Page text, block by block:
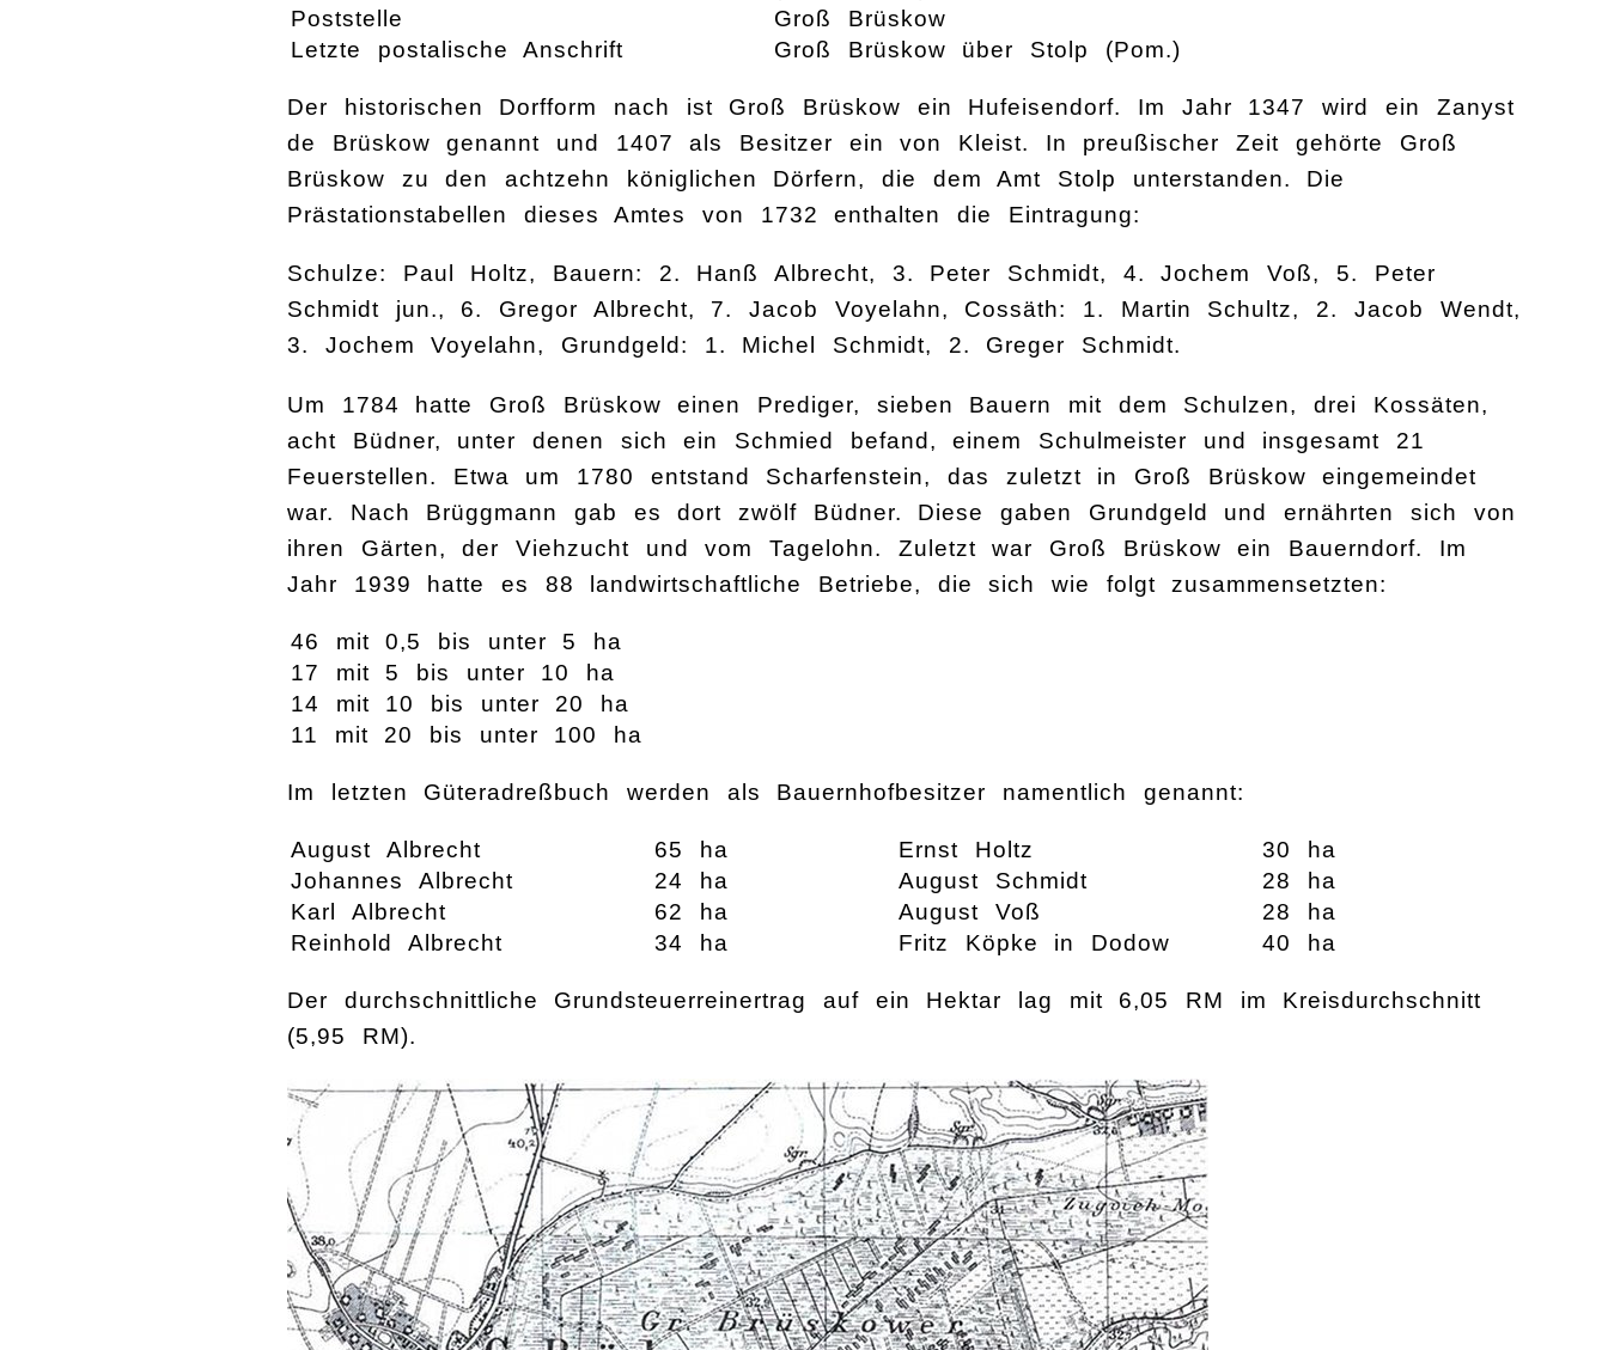
Poststelle
Groß Brüskow
Letzte postalische Anschrift
Groß Brüskow über Stolp (Pom.)
Der historischen Dorfform nach ist Groß Brüskow ein Hufeisendorf. Im Jahr 1347 wird ein Zanyst
de Brüskow genannt und 1407 als Besitzer ein von Kleist. In preußischer Zeit gehörte Groß
Brüskow zu den achtzehn königlichen Dörfern, die dem Amt Stolp unterstanden. Die
Prästationstabellen dieses Amtes von 1732 enthalten die Eintragung:
Schulze: Paul Holtz, Bauern: 2. Hanß Albrecht, 3. Peter Schmidt, 4. Jochem Voß, 5. Peter
Schmidt jun., 6. Gregor Albrecht, 7. Jacob Voyelahn, Cossäth: 1. Martin Schultz, 2. Jacob Wendt,
3. Jochem Voyelahn, Grundgeld: 1. Michel Schmidt, 2. Greger Schmidt.
Um 1784 hatte Groß Brüskow einen Prediger, sieben Bauern mit dem Schulzen, drei Kossäten,
acht Büdner, unter denen sich ein Schmied befand, einem Schulmeister und insgesamt 21
Feuerstellen. Etwa um 1780 entstand Scharfenstein, das zuletzt in Groß Brüskow eingemeindet
war. Nach Brüggmann gab es dort zwölf Büdner. Diese gaben Grundgeld und ernährten sich von
ihren Gärten, der Viehzucht und vom Tagelohn. Zuletzt war Groß Brüskow ein Bauerndorf. Im
Jahr 1939 hatte es 88 landwirtschaftliche Betriebe, die sich wie folgt zusammensetzten:
46 mit 0,5 bis unter 5 ha
17 mit 5 bis unter 10 ha
14 mit 10 bis unter 20 ha
11 mit 20 bis unter 100 ha
Im letzten Güteradreßbuch werden als Bauernhofbesitzer namentlich genannt:
August Albrecht 65 ha Ernst Holtz
30 ha
Johannes Albrecht
24 ha August Schmidt
28 ha
Karl Albrecht
62 ha August Voß
28 ha
Reinhold Albrecht
34 ha Fritz Köpke in Dodow 40 ha
Der durchschnittliche Grundsteuerreinertrag auf ein Hektar lag mit 6,05 RM im Kreisdurchschnitt
(5,95 RM).